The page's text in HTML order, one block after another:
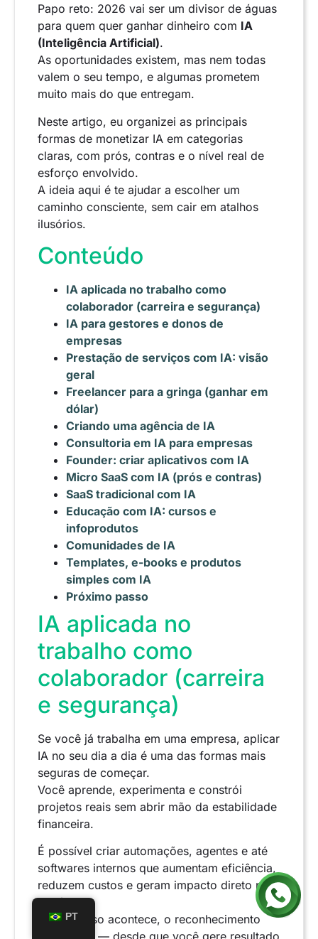
Papo reto: 2026 vai ser um divisor de águas
para quem quer ganhar dinheiro com IA
(Inteligência Artificial).
As oportunidades existem, mas nem todas
valem o seu tempo, e algumas prometem
muito mais do que entregam.
Neste artigo, eu organizei as principais
formas de monetizar IA em categorias
claras, com prós, contras e o nível real de
esforço envolvido.
A ideia aqui é te ajudar a escolher um
caminho consciente, sem cair em atalhos
ilusórios.
Conteúdo
IA aplicada no trabalho como
colaborador (carreira e segurança)
IA para gestores e donos de
empresas
Prestação de serviços com IA: visão
geral
Freelancer para a gringa (ganhar em
dólar)
Criando uma agência de IA
Consultoria em IA para empresas
Founder: criar aplicativos com IA
Micro SaaS com IA (prós e contras)
SaaS tradicional com IA
Educação com IA: cursos e
infoprodutos
Comunidades de IA
Templates, e-books e produtos
simples com IA
Próximo passo
IA aplicada no
trabalho como
colaborador (carreira
e segurança)
Se você já trabalha em uma empresa, aplicar
IA no seu dia a dia é uma das formas mais
seguras de começar.
Você aprende, experimenta e constrói
projetos reais sem abrir mão da estabilidade
financeira.
É possível criar automações, agentes e até
softwares internos que aumentam eficiência,
reduzem custos e geram impacto direto no
negócio.
Quando isso acontece, o reconhecimento
PT